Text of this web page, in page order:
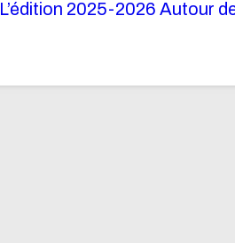
L’édition 2025-2026 Autour